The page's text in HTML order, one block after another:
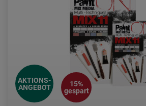
AKTIONS-
ANGEBOT
15%
gespart